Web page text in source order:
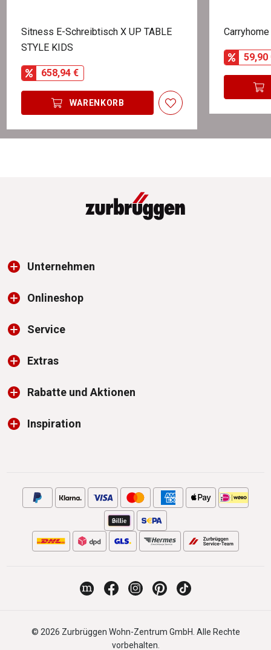
Sitness E-Schreibtisch X UP TABLE
STYLE KIDS
658,94 €
WARENKORB
59,90
Unternehmen
Onlineshop
Service
Extras
Rabatte und Aktionen
Inspiration
© 2026 Zurbrüggen Wohn-Zentrum GmbH. Alle Rechte
vorbehalten.